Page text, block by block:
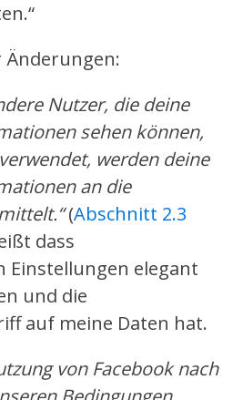
Änderungen:
Nutzer, die deine
sehen können,
werden deine
an die
(Abschnitt 2.3
dass
Einstellungen elegant
und die
auf meine Daten hat.
von Facebook nach